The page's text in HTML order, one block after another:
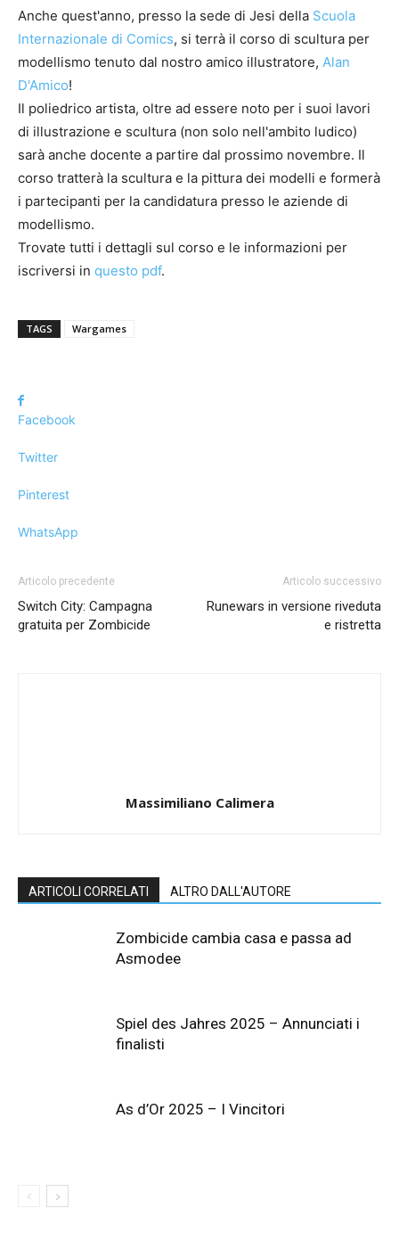
Anche quest'anno, presso la sede di Jesi della Scuola
Internazionale di Comics, si terrà il corso di scultura per
modellismo tenuto dal nostro amico illustratore, Alan
D'Amico!
Il poliedrico artista, oltre ad essere noto per i suoi lavori
di illustrazione e scultura (non solo nell'ambito ludico)
sarà anche docente a partire dal prossimo novembre. Il
corso tratterà la scultura e la pittura dei modelli e formerà
i partecipanti per la candidatura presso le aziende di
modellismo.
Trovate tutti i dettagli sul corso e le informazioni per
iscriversi in questo pdf.
TAGS Wargames
Facebook
Twitter
Pinterest
WhatsApp
Articolo precedente
Switch City: Campagna
gratuita per Zombicide
Articolo successivo
Runewars in versione riveduta
e ristretta
Massimiliano Calimera
ARTICOLI CORRELATI ALTRO DALL'AUTORE
Zombicide cambia casa e passa ad
Asmodee
Spiel des Jahres 2025 – Annunciati i
finalisti
As d’Or 2025 – I Vincitori